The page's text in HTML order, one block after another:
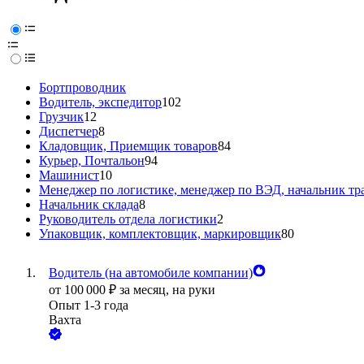
Бортпроводник
Водитель, экспедитор102
Грузчик12
Диспетчер8
Кладовщик, Приемщик товаров84
Курьер, Почтальон94
Машинист10
Менеджер по логистике, менеджер по ВЭД, начальник
Начальник склада8
Руководитель отдела логистики2
Упаковщик, комплектовщик, маркировщик80
Водитель (на автомобиле компании)
от 100 000 ₽ за месяц, на руки
Опыт 1-3 года
Вахта